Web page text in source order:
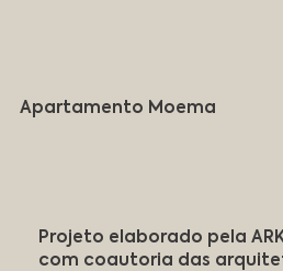
Apartamento Moema
Projeto elaborado pela
com coautoria das